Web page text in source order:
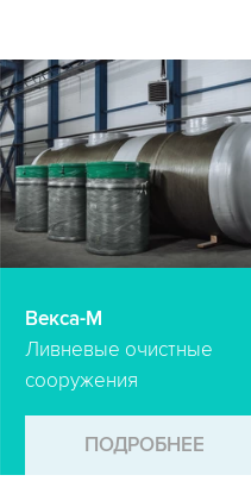
Векса-М
Ливневые очистные
сооружения
ПОДРОБНЕЕ